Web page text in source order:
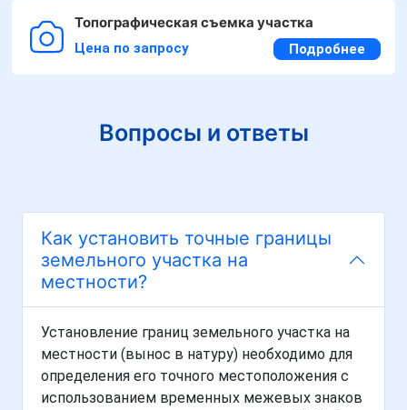
Топографическая съемка участка
Цена по запросу Подробнее
Вопросы и ответы
Как установить точные границы
земельного участка на
местности?
Установление границ земельного участка на
местности (вынос в натуру) необходимо для
определения его точного местоположения с
использованием временных межевых знаков